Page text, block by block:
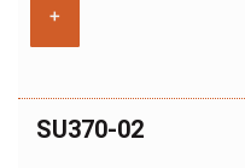
+
SU370-02